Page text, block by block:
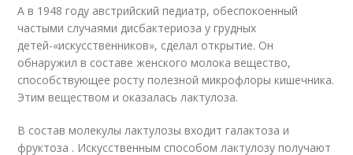
А в 1948 году австрийский педиатр, обеспокоенный
частыми случаями дисбактериоза у грудных
детей-«искусственников», сделал открытие. Он
обнаружил в составе женского молока вещество,
способствующее росту полезной микрофлоры кишечника.
Этим веществом и оказалась лактулоза.
В состав молекулы лактулозы входит галактоза и
фруктоза . Искусственным способом лактулозу получают